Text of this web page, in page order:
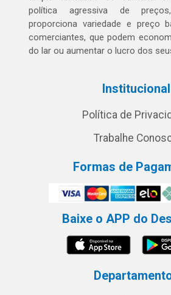
política agressiva de
proporciona variedade e preço
comerciantes, que podem
do lar ou aumentar o lucro dos
Institucional
Política de
Trabalhe
Formas de
Baixe o APP do